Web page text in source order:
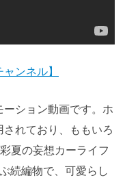
ンネル】
ション動画です。ホ
れており、ももいろ
夏の妄想カーライフ
続編物で、可愛らし